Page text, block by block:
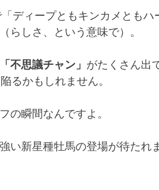
ディープともキンカメともハ
らしさ、という意味で）。
不思議チャン」 がたくさん出
るかもしれません。
の瞬間なんですよ。
い新星種牡馬の登場が待たれ